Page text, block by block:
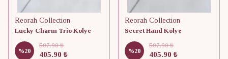
Reorah Collection
Lucky Charm Trio Kolye
%20
507.90 ₺
405.90 ₺
Reorah Collection
Secret Hand Kolye
%20
507.90 ₺
405.90 ₺